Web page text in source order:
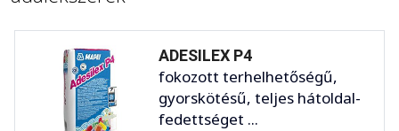
ADESILEX P4
fokozott terhelhetőségű,
gyorskötésű, teljes hátoldal-
fedettséget ...